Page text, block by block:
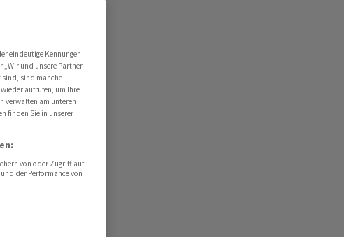
eindeutige Kennungen
„Wir und unsere Partner
sind, sind manche
aufrufen, um Ihre
verwalten am unteren
finden Sie in unserer
von oder Zugriff auf
der Performance von